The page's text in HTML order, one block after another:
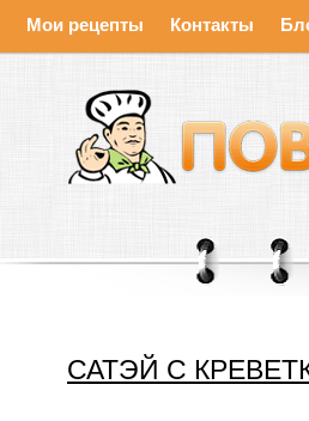
Мои рецепты Контакты
САТЭЙ С